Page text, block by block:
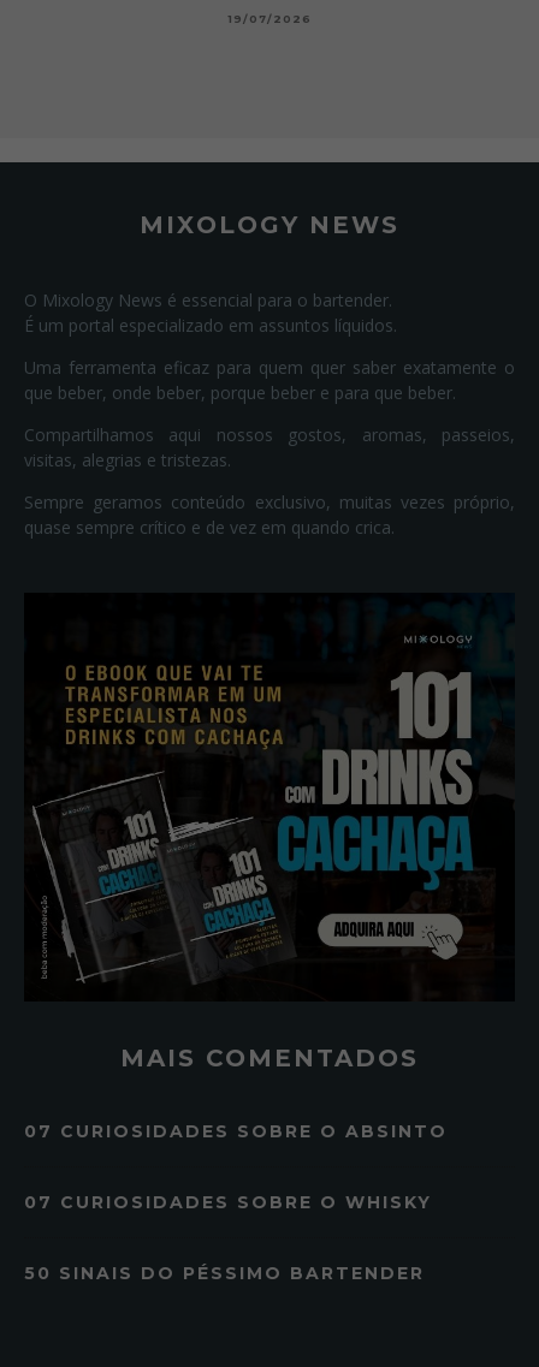
19/07/2026
MIXOLOGY NEWS
O Mixology News é essencial para o bartender.
É um portal especializado em assuntos líquidos.
Uma ferramenta eficaz para quem quer saber exatamente o
que beber, onde beber, porque beber e para que beber.
Compartilhamos aqui nossos gostos, aromas, passeios,
visitas, alegrias e tristezas.
Sempre geramos conteúdo exclusivo, muitas vezes próprio,
quase sempre crítico e de vez em quando crica.
MAIS COMENTADOS
07 CURIOSIDADES SOBRE O ABSINTO
07 CURIOSIDADES SOBRE O WHISKY
50 SINAIS DO PÉSSIMO BARTENDER